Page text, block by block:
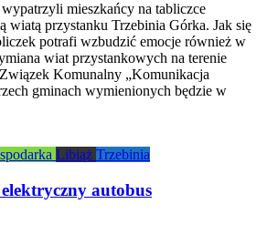
mieszkańcy na tabliczce
wiatą przystanku Trzebinia Górka. Jak się
potrafi wzbudzić emocje również w
wiat przystankowych na terenie
Komunalny „Komunikacja
gminach wymienionych będzie w
Libiąż Trzebinia
autobus